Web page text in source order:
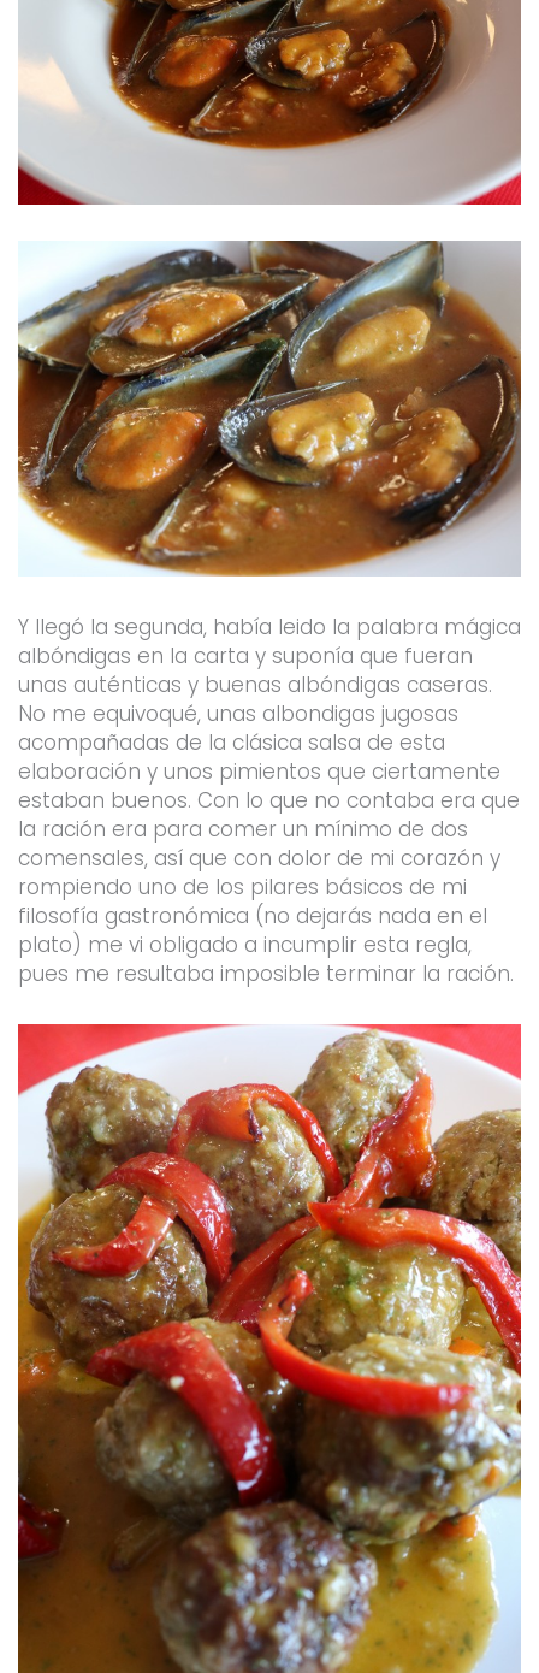
Y llegó la segunda, había leido la palabra mágica
albóndigas en la carta y suponía que fueran
unas auténticas y buenas albóndigas caseras.
No me equivoqué, unas albondigas jugosas
acompañadas de la clásica salsa de esta
elaboración y unos pimientos que ciertamente
estaban buenos. Con lo que no contaba era que
la ración era para comer un mínimo de dos
comensales, así que con dolor de mi corazón y
rompiendo uno de los pilares básicos de mi
filosofía gastronómica (no dejarás nada en el
plato) me vi obligado a incumplir esta regla,
pues me resultaba imposible terminar la ración.